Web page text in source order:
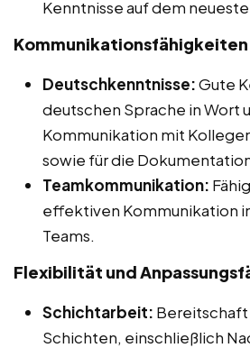
Kenntnisse auf dem
Kommunikationsfähigkeiten
Deutschkenntnisse:Gute
deutschen Sprache in Wort
Kommunikation mit
sowie für die
Teamkommunikation:
effektiven Kommunikation
Teams.
Flexibilität und
Schichtarbeit: Bereitschaft
Schichten, einschließlich